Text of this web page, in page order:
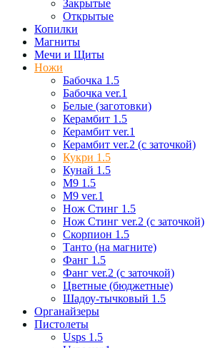
Закрытые
Открытые
Копилки
Магниты
Мечи и Щиты
Ножи
Бабочка 1.5
Бабочка ver.1
Белые (заготовки)
Керамбит 1.5
Керамбит ver.1
Керамбит ver.2 (с заточкой)
Кукри 1.5
Кунай 1.5
М9 1.5
М9 ver.1
Нож Стинг 1.5
Нож Стинг ver.2 (с заточкой)
Скорпион 1.5
Танто (на магните)
Фанг 1.5
Фанг ver.2 (с заточкой)
Цветные (бюджетные)
Шадоу-тычковый 1.5
Органайзеры
Пистолеты
Usps 1.5